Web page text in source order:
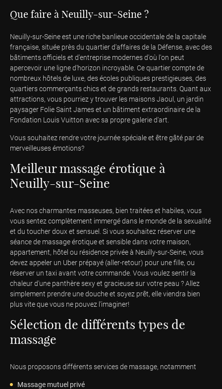
Que faire à Neuilly-sur-Seine ?
Neuilly-sur-Seine est une riche banlieue occidentale de la capitale
française, située près du quartier d'affaires de la Défense, avec des
bâtiments officiels et d'entreprise modernes d'où l'on peut
apercevoir une ligne d'horizon incroyable. Ce quartier compte de
nombreux hôtels de luxe, des écoles publiques prestigieuses, des
quartiers commerçants chics et de grands restaurants. Quant aux
attractions, vous pourriez y trouver les maisons Jaoul, un jardin
paysager Folie Saint James et un bâtiment extraordinaire de la
Fondation Louis Vuitton avec sa propre galerie d'art.
Vous souhaitez rendre votre journée spéciale et être gâté par de
merveilleuses émotions?
Meilleur massage érotique à
Neuilly-sur-Seine
Avec nos charmantes masseuses, bien traitées et habiles, vous
vous sentez complètement immergé dans le monde de la sexualité
et du toucher doux et sensuel. Si vous souhaitez réserver une
séance de massage érotique et sensible dans votre maison,
appartement, hôtel ou résidence privée à Neuilly-sur-Seine, vous
devez appeler un Uber prépayé (aller-retour) pour une fille, ou
réserver un taxi avant votre commande. Vous voulez sentir la
chaleur d'une panthère sexy et gracieuse sur votre peau ? Allez
simplement prendre une douche et soyez prêt, elle viendra bien
plus vite que vous ne pouvez l'imaginer!
Sélection de différents types de
massage
Nous proposons différents services de massage, notamment
Massage mutuel privé